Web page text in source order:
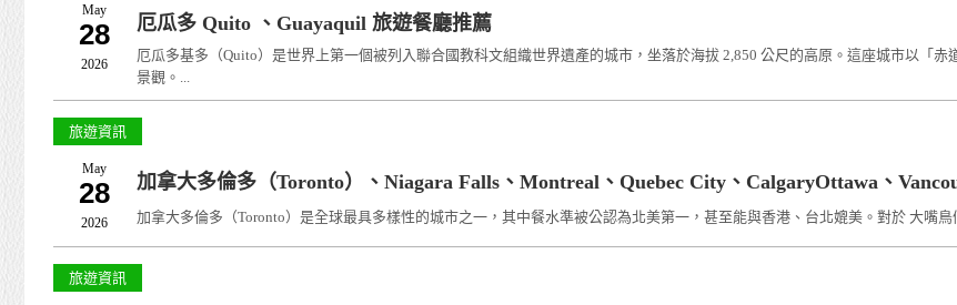
May
28
2026
厄瓜多 Quito 、Guayaquil 旅遊餐廳推薦
厄瓜多基多（Quito）是世界上第一個被列入聯合國教科文組織世界遺產的城市，坐落於海拔 2,850 公尺的高原。這座城市以「
景觀。...
旅遊資訊
May
28
2026
加拿大多倫多（Toronto）、Niagara Falls、Montreal、Quebec City、CalgaryOttawa、
加拿大多倫多（Toronto）是全球最具多樣性的城市之一，其中餐水準被公認為北美第一，甚至能與香港、台北媲美。對於 大嘴鳥
旅遊資訊